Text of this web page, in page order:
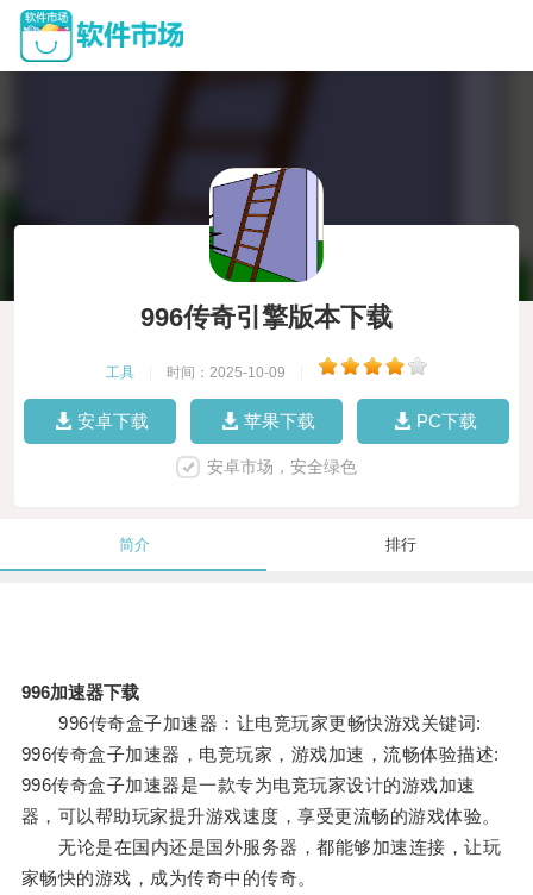
996传奇引擎版本下载
工具 时间：2025-10-09
安卓下载 苹果下载 PC下载
安卓市场，安全绿色
简介 排行
996加速器下载
996传奇盒子加速器：让电竞玩家更畅快游戏关键词:
996传奇盒子加速器，电竞玩家，游戏加速，流畅体验描述:
996传奇盒子加速器是一款专为电竞玩家设计的游戏加速
器，可以帮助玩家提升游戏速度，享受更流畅的游戏体验。
无论是在国内还是国外服务器，都能够加速连接，让玩
家畅快的游戏，成为传奇中的传奇。